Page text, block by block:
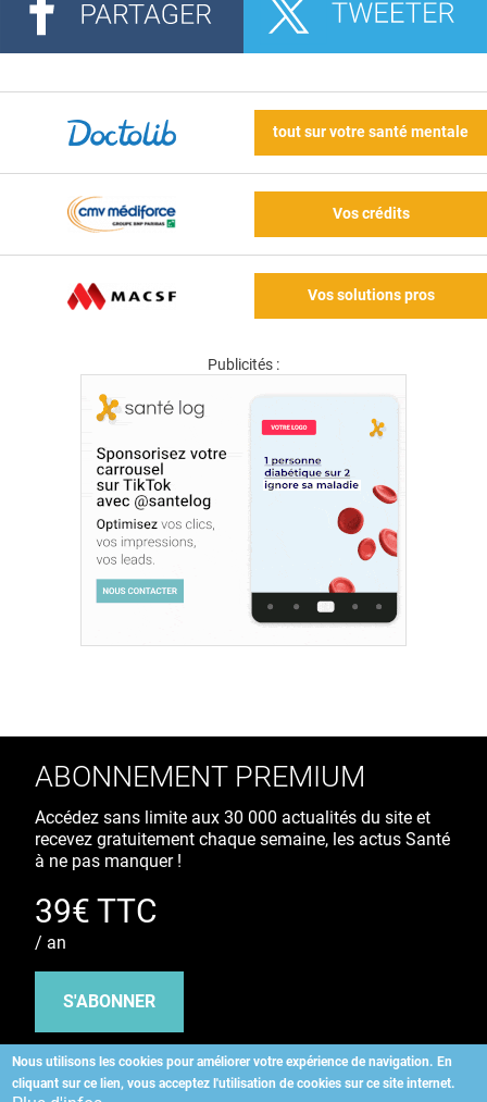
tout sur votre santé mentale
Vos crédits
Vos solutions pros
Publicités :
Nous utilisons les cookies pour améliorer votre expérience de navigation. En
cliquant sur ce lien, vous acceptez l'utilisation de cookies sur ce site internet.
ABONNEMENT PREMIUM
Accédez sans limite aux 30 000 actualités du site et
recevez gratuitement chaque semaine, les actus Santé
à ne pas manquer !
39€ TTC
/ an
S'ABONNER
Copyright©2026 ALLIEDHEALTH